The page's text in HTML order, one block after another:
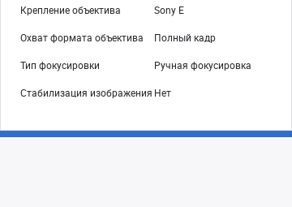
Крепление объектива Sony E
Охват формата объектива Полный кадр
Тип фокусировки Ручная фокусировка
Стабилизация изображения Нет